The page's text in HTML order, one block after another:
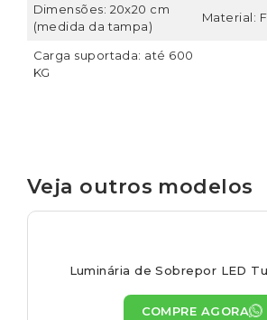
Dimensões: 20x20 cm
(medida da tampa)
Material:
Carga suportada: até 600
KG
Veja outros modelos
Luminária de Sobrepor LED
COMPRE AGORA